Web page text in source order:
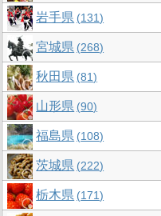
岩手県 131
宮城県 268
秋田県 81
山形県 90
福島県 108
茨城県 222
栃木県 171